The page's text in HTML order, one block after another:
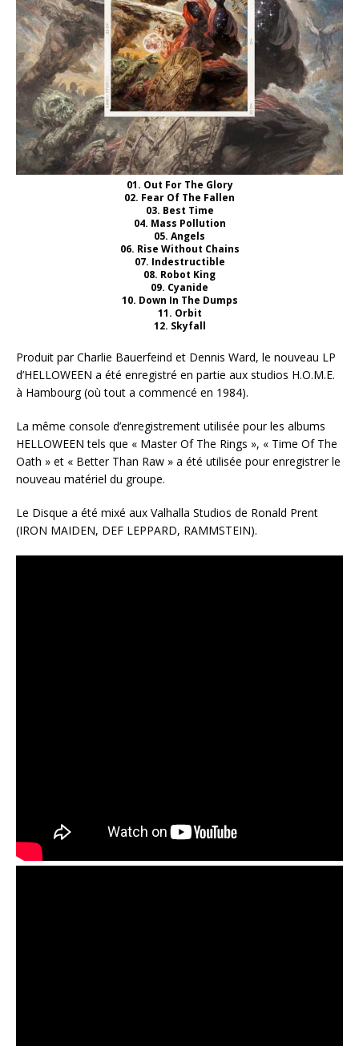
01. Out For The Glory
02. Fear Of The Fallen
03. Best Time
04. Mass Pollution
05. Angels
06. Rise Without Chains
07. Indestructible
08. Robot King
09. Cyanide
10. Down In The Dumps
11. Orbit
12. Skyfall
Produit par Charlie Bauerfeind et Dennis Ward, le nouveau LP
d’HELLOWEEN a été enregistré en partie aux studios H.O.M.E.
à Hambourg (où tout a commencé en 1984).
La même console d’enregistrement utilisée pour les albums
HELLOWEEN tels que « Master Of The Rings », « Time Of The
Oath » et « Better Than Raw » a été utilisée pour enregistrer le
nouveau matériel du groupe.
Le Disque a été mixé aux Valhalla Studios de Ronald Prent
(IRON MAIDEN, DEF LEPPARD, RAMMSTEIN).